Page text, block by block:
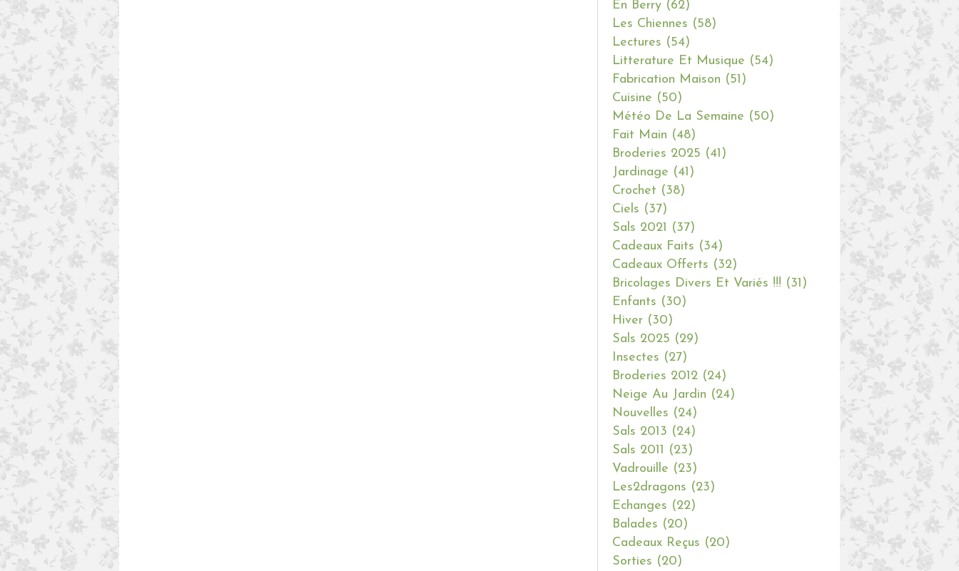
En Berry (62)
Les Chiennes (58)
Lectures (54)
Litterature Et Musique (54)
Fabrication Maison (51)
Cuisine (50)
Météo De La Semaine (50)
Fait Main (48)
Broderies 2025 (41)
Jardinage (41)
Crochet (38)
Ciels (37)
Sals 2021
(37)
Cadeaux Faits (34)
Cadeaux Offerts (32)
Bricolages Divers Et Variés !!! (31)
Enfants (30)
Hiver (30)
Sals 2025 (29)
Insectes (27)
Broderies 2012 (24)
Neige Au Jardin (24)
Nouvelles (24)
Sals 2013 (24)
Sals 2011
(23)
Vadrouille (23)
Les2dragons (23)
Echanges (22)
Balades (20)
Cadeaux Reçus (20)
Sorties (20)